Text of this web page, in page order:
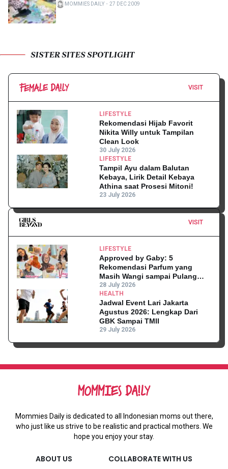
MOMMIES DAILY ・ 27 DEC 2009
SISTER SITES SPOTLIGHT
VISIT
LIFESTYLE
Rekomendasi Hijab Favorit
Nikita Willy untuk Tampilan
Clean Look
30 July 2026
LIFESTYLE
Tampil Ayu dalam Balutan
Kebaya, Lirik Detail Kebaya
Athina saat Prosesi Mitoni!
23 July 2026
VISIT
LIFESTYLE
Approved by Gaby: 5
Rekomendasi Parfum yang
Masih Wangi sampai Pulang
Kantor
28 July 2026
HEALTH
Jadwal Event Lari Jakarta
Agustus 2026: Lengkap Dari
GBK Sampai TMII
29 July 2026
Mommies Daily is dedicated to all Indonesian moms out there,
who just like us strive to be realistic and practical mothers. We
hope you enjoy your stay.
ABOUT US COLLABORATE WITH US